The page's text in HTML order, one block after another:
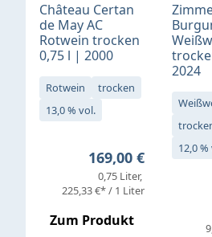
Château Certan
de May AC
Rotwein trocken
0,75 l | 2000
Rotwein
trocken
13,0 % vol.
Regulärer Preis:
169,00 €
0,75 Liter
225,33 €* / 1 Liter
Zum Produkt
2024
12,0